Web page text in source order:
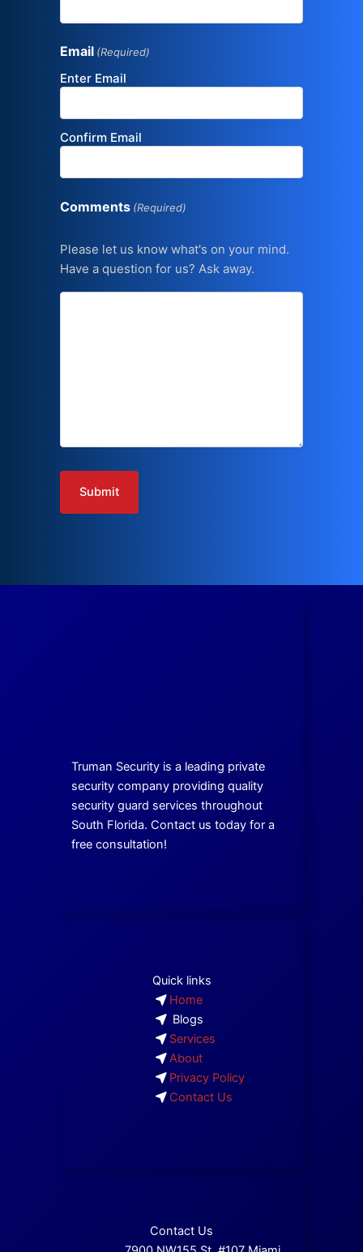
Email (Required)
Enter Email
Confirm Email
Comments (Required)
Please let us know what's on your mind.
Have a question for us? Ask away.
Truman Security is a leading private
security company providing quality
security guard services throughout
South Florida. Contact us today for a
free consultation!
Quick links
Home
Blogs
Services
About
Privacy Policy
Contact Us
Contact Us